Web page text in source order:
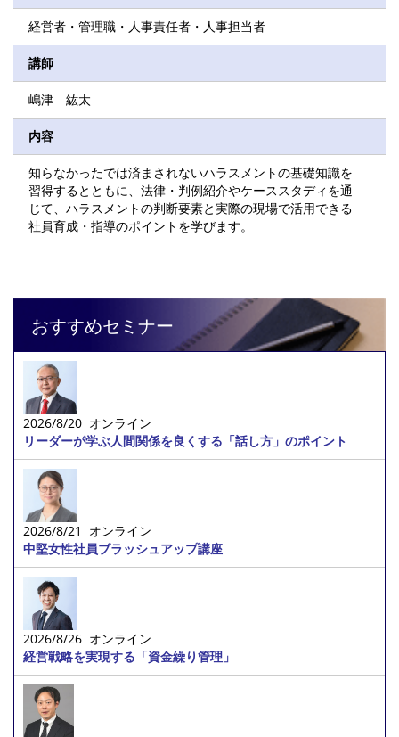
経営者・管理職・人事責任者・人事担当者
講師
嶋津 紘太
内容
知らなかったでは済まされないハラスメントの基礎知識を
習得するとともに、法律・判例紹介やケーススタディを通
じて、ハラスメントの判断要素と実際の現場で活用できる
社員育成・指導のポイントを学びます。
おすすめセミナー
2026/8/20 オンライン
リーダーが学ぶ人間関係を良くする「話し方」のポイント
2026/8/21 オンライン
中堅女性社員ブラッシュアップ講座
2026/8/26 オンライン
経営戦略を実現する「資金繰り管理」